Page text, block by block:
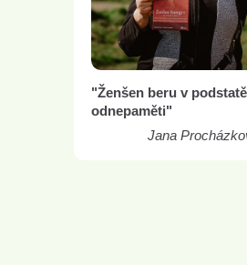
"Ženšen beru v podstatě
odnepaměti"
Jana